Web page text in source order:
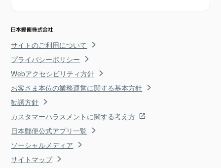
サイトのご利用について
プライバシーポリシー
Webアクセシビリティ方針
お客さま本位の業務運営に関する基本方針
勧誘方針
カスタマーハラスメントに関する考え方
日本郵便公式アプリ一覧
ソーシャルメディア
サイトマップ